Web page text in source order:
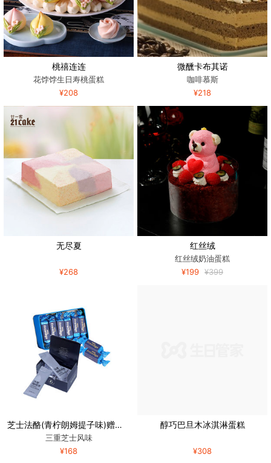
桃禧连连
花饽饽生日寿桃蛋糕
¥208
微醺卡布其诺
咖啡慕斯
¥218
无尽夏
¥268
红丝绒
红丝绒奶油蛋糕
¥199 ¥399
芝士法酪(青柠朗姆提子味)赠送（咖啡液4条）
三重芝士风味
¥168
醇巧巴旦木冰淇淋蛋糕
¥308